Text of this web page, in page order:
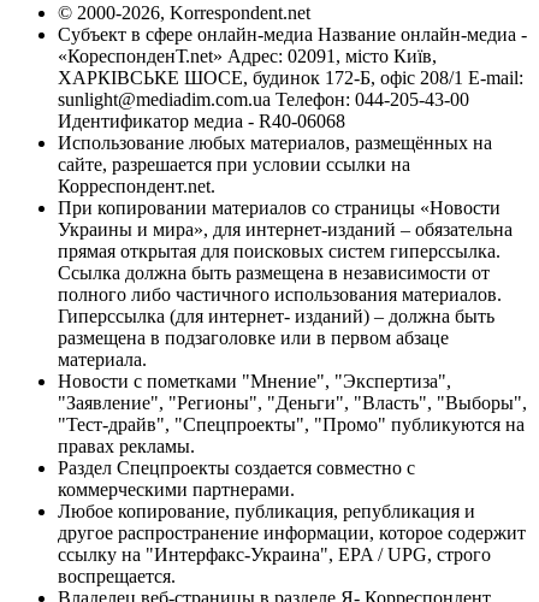
© 2000-2026, Korrespondent.net
Субъект в сфере онлайн-медиа Название онлайн-медиа -
«КореспонденТ.net» Адрес: 02091, місто Київ,
ХАРКІВСЬКЕ ШОСЕ, будинок 172-Б, офіс 208/1 E-mail:
sunlight@mediadim.com.ua Телефон: 044-205-43-00
Идентификатор медиа - R40-06068
Использование любых материалов, размещённых на
сайте, разрешается при условии ссылки на
Корреспондент.net.
При копировании материалов со страницы «Новости
Украины и мира», для интернет-изданий – обязательна
прямая открытая для поисковых систем гиперссылка.
Ссылка должна быть размещена в независимости от
полного либо частичного использования материалов.
Гиперссылка (для интернет- изданий) – должна быть
размещена в подзаголовке или в первом абзаце
материала.
Новости с пометками "Мнение", "Экспертиза",
"Заявление", "Регионы", "Деньги", "Власть", "Выборы",
"Тест-драйв", "Спецпроекты", "Промо" публикуются на
правах рекламы.
Раздел Спецпроекты создается совместно с
коммерческими партнерами.
Любое копирование, публикация, републикация и
другое распространение информации, которое содержит
ссылку на "Интерфакс-Украина", EPA / UPG, строго
воспрещается.
Владелец веб-страницы в разделе Я- Корреспондент